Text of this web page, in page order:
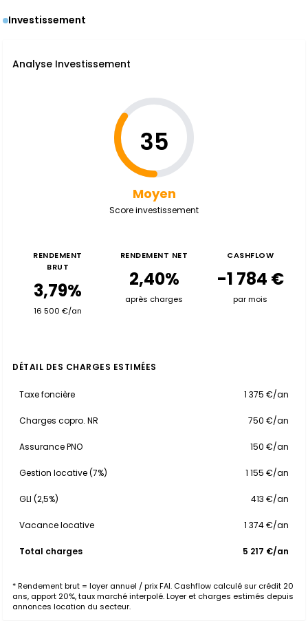
Investissement
Analyse Investissement
35
Moyen
Score investissement
RENDEMENT
BRUT
3,79%
16 500 €/an
RENDEMENT NET
2,40%
après charges
CASHFLOW
-1 784 €
par mois
DÉTAIL DES CHARGES ESTIMÉES
Taxe foncière 1 375 €/an
Charges copro. NR 750 €/an
Assurance PNO 150 €/an
Gestion locative (7%) 1 155 €/an
GLI (2,5%) 413 €/an
Vacance locative 1 374 €/an
Total charges 5 217 €/an
* Rendement brut = loyer annuel / prix FAI. Cashflow calculé sur crédit 20
ans, apport 20%, taux marché interpolé. Loyer et charges estimés depuis
annonces location du secteur.